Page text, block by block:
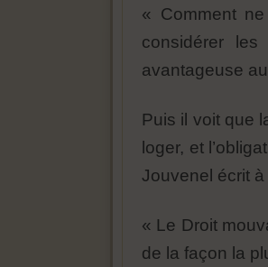
« Comment
considérer
avantageuse
Puis il voit que
loger, et
Jouvenel écrit
« Le Droit
de la façon la